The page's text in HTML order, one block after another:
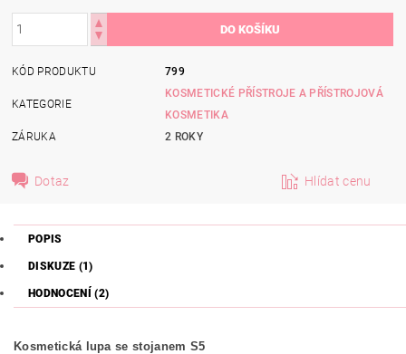
KÓD PRODUKTU 799
KATEGORIE
KOSMETICKÉ PŘÍSTROJE A PŘÍSTROJOVÁ
KOSMETIKA
ZÁRUKA
2 ROKY
Dotaz Hlídat cenu
POPIS
DISKUZE (1)
HODNOCENÍ (2)
Kosmetická lupa se stojanem S5